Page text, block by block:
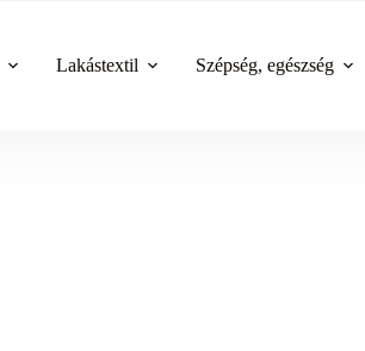
Lakástextil Szépség, egészség